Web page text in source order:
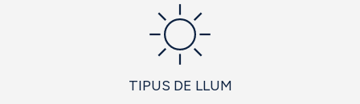
TIPUS DE LLUM